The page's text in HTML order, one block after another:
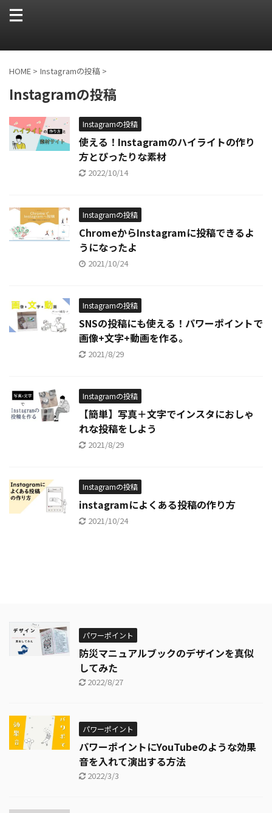
HOME > Instagramの投稿 >
Instagramの投稿
Instagramの投稿
使える！Instagramのハイライトの作り
方とぴったりな素材
2022/10/14
Instagramの投稿
ChromeからInstagramに投稿できるよ
うになったよ
2021/10/24
Instagramの投稿
SNSの投稿にも使える！パワーポイントで
画像+文字+動画を作る。
2021/8/29
Instagramの投稿
【簡単】写真＋文字でインスタにおしゃ
れな投稿をしよう
2021/8/29
Instagramの投稿
instagramによくある投稿の作り方
2021/10/24
パワーポイント
防災マニュアルブックのデザインを真似
してみた
2022/8/27
パワーポイント
パワーポイントにYouTubeのような効果
音を入れて演出する方法
2022/3/3